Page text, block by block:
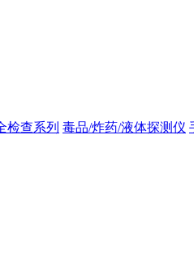
检查系列 毒品/炸药/液体探测仪